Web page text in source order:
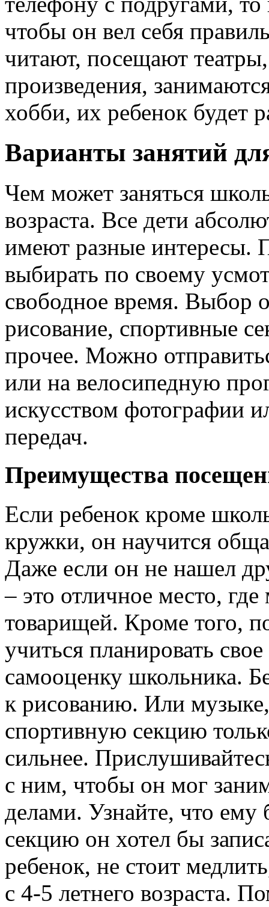
чтобы он вел себя
читают, посещают
произведения,
хобби, их ребенок будет
Варианты занятий
Чем может заняться
возраста. Все дети
имеют разные интересы.
выбирать по своему
свободное время. Выбор
рисование, спортивные
прочее. Можно
или на велосипедную
искусством фотографии
передач.
Преимущества
Если ребенок кроме
кружки, он научится
Даже если он не нашел
– это отличное место,
товарищей. Кроме того,
учиться планировать
самооценку школьника.
к рисованию. Или музыке,
спортивную секцию
сильнее.
с ним, чтобы он мог
делами. Узнайте, что ему
секцию он хотел бы
ребенок, не стоит
с 4-5 летнего возраста.